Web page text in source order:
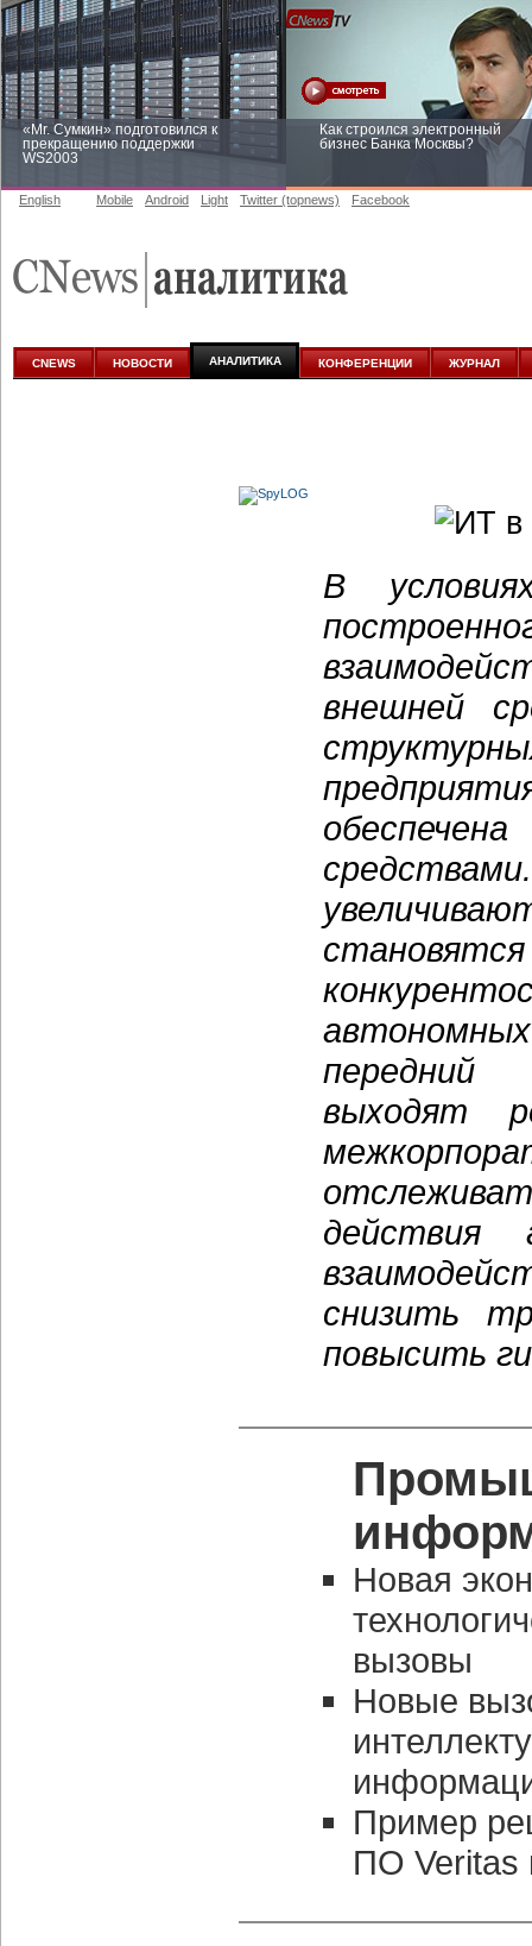
«Mr. Сумкин» подготовился к
прекращению поддержки
WS2003
Как строился электронный
бизнес Банка Москвы?
аналитике
English Mobile Android Light Twitter (topnews) Facebook
CNEWS НОВОСТИ АНАЛИТИКА КОНФЕРЕНЦИИ ЖУРНАЛ
В
внешней
передний
выходят
снизить
повысить
Новая
вызовы
Новые
Пример
ПО Veritas